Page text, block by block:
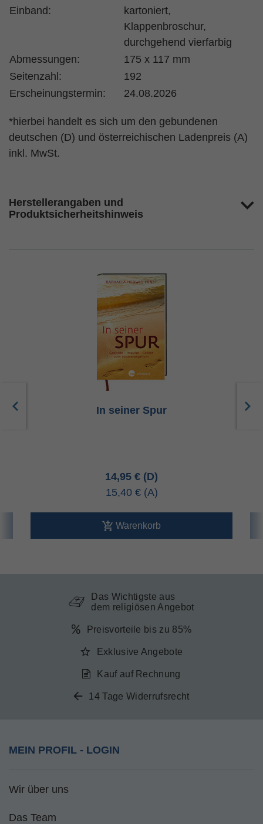
Einband:
kartoniert,
Klappenbroschur,
durchgehend vierfarbig
Abmessungen:
175 x 117 mm
Seitenzahl:
192
Erscheinungstermin:
24.08.2026
*hierbei handelt es sich um den gebundenen
deutschen (D) und österreichischen Ladenpreis (A)
inkl. MwSt.
Herstellerangaben und
Produktsicherheitshinweis
In seiner Spur
14,95 €
15,40 €
Warenkorb
Das Wichtigste aus
dem religiösen Angebot
Preisvorteile bis zu 85%
Exklusive Angebote
Kauf auf Rechnung
14 Tage Widerrufsrecht
MEIN PROFIL - LOGIN
Wir über uns
Das Team